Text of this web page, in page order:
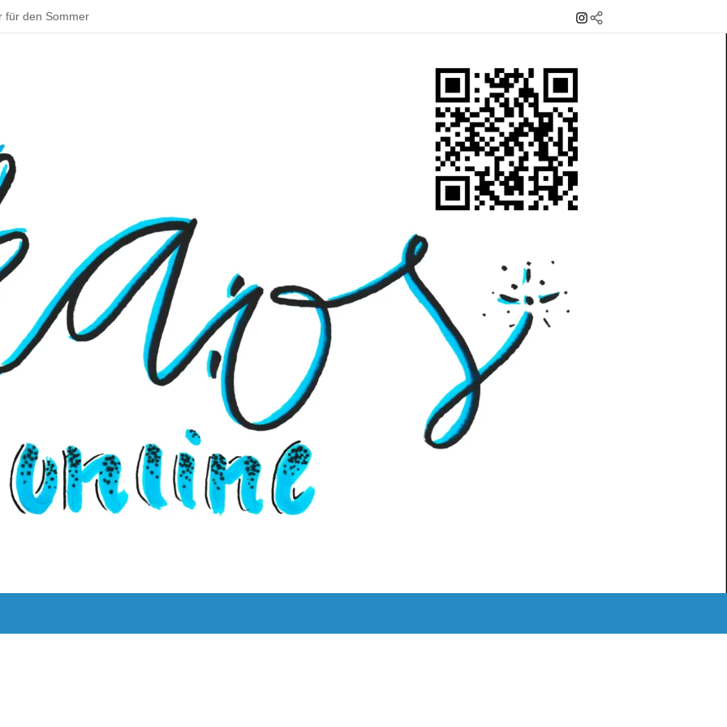
für den Sommer
beim Schulfest
Rund um Jena
muss in Deutschland Gewerbe anmelden
ins Klassenzimmer: Das Praxissemester
Schulmensa beginnt
und Wissenswertes über Doping
Instagram